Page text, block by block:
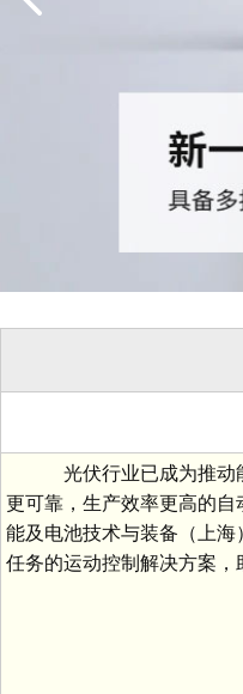
光伏行业已成为推动
更可靠，生产效率更高的
能及电池技术与装备（上
任务的运动控制解决方案